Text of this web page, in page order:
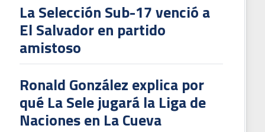
La Selección Sub-17 venció a
El Salvador en partido
amistoso
Ronald González explica por
qué La Sele jugará la Liga de
Naciones en La Cueva